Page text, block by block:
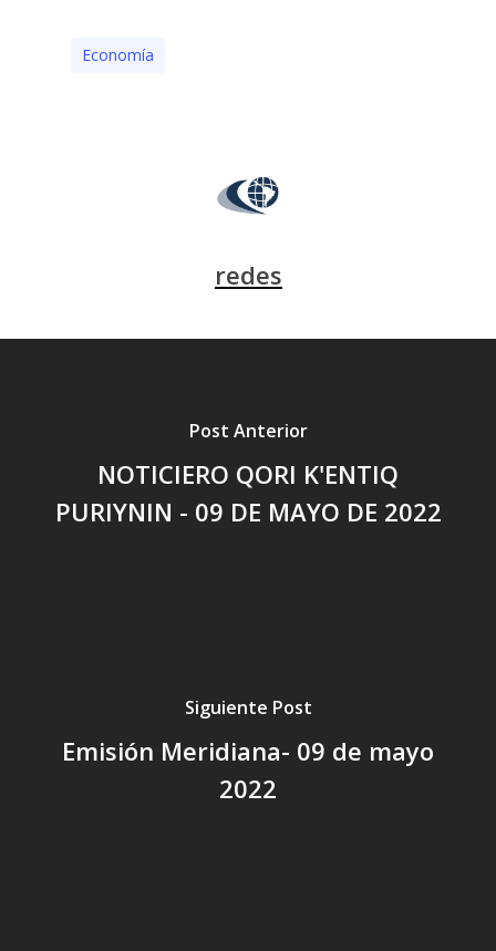
Economía
redes
Post Anterior
NOTICIERO QORI K'ENTIQ
PURIYNIN - 09 DE MAYO DE 2022
Siguiente Post
Emisión Meridiana- 09 de mayo
2022